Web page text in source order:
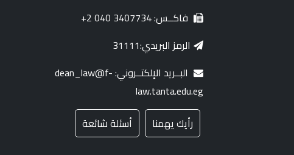
فاكــس: 3407734 040 2+
الرمز البريدي:31111
البــريد الإلكتــروني: dean_law@f-
law.tanta.edu.eg
رأيك يهمنا
أسئلة شائعة